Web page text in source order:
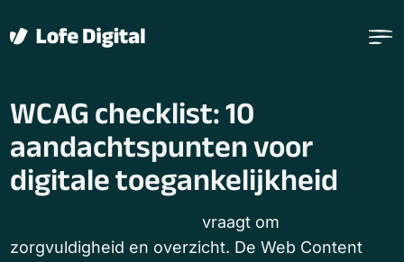
WCAG checklist: 10
aandachtspunten voor
digitale toegankelijkheid
vraagt om
zorgvuldigheid en overzicht. De Web Content